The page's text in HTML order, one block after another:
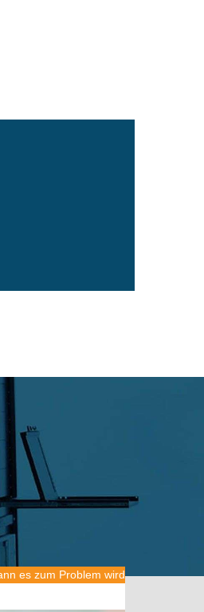
es zum Problem wird